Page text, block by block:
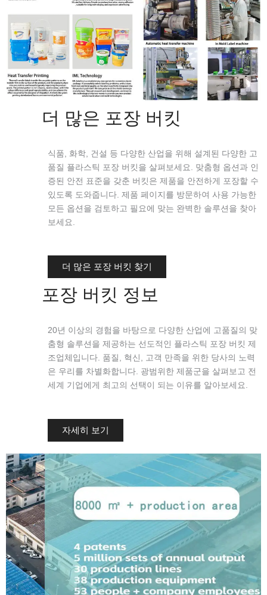
더 많은 포장 버킷
식품, 화학, 건설 등 다양한 산업을 위해 설계된 다양한 고
품질 플라스틱 포장 버킷을 살펴보세요. 맞춤형 옵션과 인
증된 안전 표준을 갖춘 버킷은 제품을 안전하게 포장할 수
있도록 도와줍니다. 제품 페이지를 방문하여 사용 가능한
모든 옵션을 검토하고 필요에 맞는 완벽한 솔루션을 찾아
보세요.
더 많은 포장 버킷 찾기
포장 버킷 정보
20년 이상의 경험을 바탕으로 다양한 산업에 고품질의 맞
춤형 솔루션을 제공하는 선도적인 플라스틱 포장 버킷 제
조업체입니다. 품질, 혁신, 고객 만족을 위한 당사의 노력
은 우리를 차별화합니다. 광범위한 제품군을 살펴보고 전
세계 기업에게 최고의 선택이 되는 이유를 알아보세요.
자세히 보기